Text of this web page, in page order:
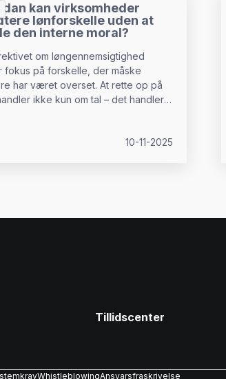
kan virksomheder
lønforskelle uden at
den interne moral?
om løngennemsigtighed
fokus på forskelle, der måske
har været overset. At rette op på
ikke kun om tal – det handler
10-11-2025
Tillidscenter
WhistleblowingAnsvarsfraskrivelse